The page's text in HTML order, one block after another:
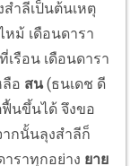
ำลีเป็นต้นเหตุ
หม้ เดือนดารา
รือน เดือนดารา
ลือ สน(ธนเดช ดี
นขึ้นได้ จึงขอ
กนั้นลุงสำลีก็
าราทุกอย่าง ยาย